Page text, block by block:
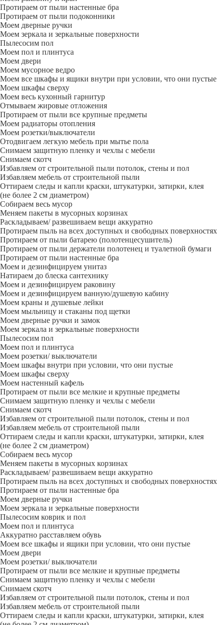
Протираем от пыли настенные бра
Протираем от пыли подоконники
Моем дверные ручки
Моем зеркала и зеркальные поверхности
Пылесосим пол
Моем пол и плинтуса
Моем двери
Моем мусорное ведро
Моем все шкафы и ящики внутри при условии, что они пустые
Моем шкафы сверху
Моем весь кухонный гарнитур
Отмываем жировые отложения
Протираем от пыли все крупные предметы
Моем радиаторы отопления
Моем розетки/выключатели
Отодвигаем легкую мебель при мытье пола
Снимаем защитную пленку и чехлы с мебели
Снимаем скотч
Избавляем от строительной пыли потолок, стены и пол
Избавляем мебель от строительной пыли
Оттираем следы и капли краски, штукатурки, затирки, клея
(не более 2 см диаметром)
Собираем весь мусор
Меняем пакеты в мусорных корзинах
Раскладываем/ развешиваем вещи аккуратно
Протираем пыль на всех доступных и свободных поверхностях
Протираем от пыли батарею (полотенцесушитель)
Протираем от пыли держатели полотенец и туалетной бумаги
Протираем от пыли настенные бра
Моем и дезинфицируем унитаз
Натираем до блеска сантехнику
Моем и дезинфицируем раковину
Моем и дезинфицируем ванную/душевую кабину
Моем краны и душевые лейки
Моем мыльницу и стаканы под щетки
Моем дверные ручки и замок
Моем зеркала и зеркальные поверхности
Пылесосим пол
Моем пол и плинтуса
Моем розетки/ выключатели
Моем шкафы внутри при условии, что они пустые
Моем шкафы сверху
Моем настенный кафель
Протираем от пыли все мелкие и крупные предметы
Снимаем защитную пленку и чехлы с мебели
Снимаем скотч
Избавляем от строительной пыли потолок, стены и пол
Избавляем мебель от строительной пыли
Оттираем следы и капли краски, штукатурки, затирки, клея
(не более 2 см диаметром)
Собираем весь мусор
Меняем пакеты в мусорных корзинах
Раскладываем/ развешиваем вещи аккуратно
Протираем пыль на всех доступных и свободных поверхностях
Протираем от пыли настенные бра
Моем дверные ручки
Моем зеркала и зеркальные поверхности
Пылесосим коврик и пол
Моем пол и плинтуса
Аккуратно расставляем обувь
Моем все шкафы и ящики при условии, что они пустые
Моем двери
Моем розетки/ выключатели
Протираем от пыли все мелкие и крупные предметы
Снимаем защитную пленку и чехлы с мебели
Снимаем скотч
Избавляем от строительной пыли потолок, стены и пол
Избавляем мебель от строительной пыли
Оттираем следы и капли краски, штукатурки, затирки, клея